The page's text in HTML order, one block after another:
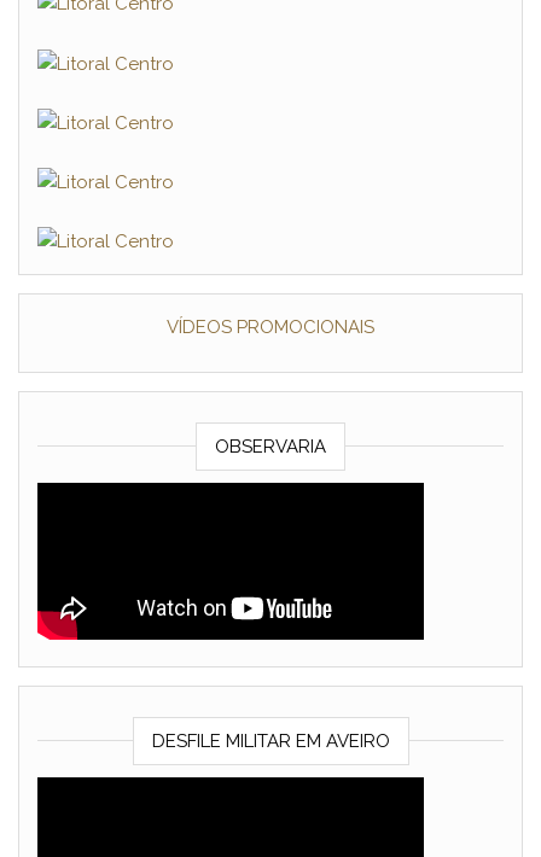
VÍDEOS PROMOCIONAIS
OBSERVARIA
DESFILE MILITAR EM AVEIRO